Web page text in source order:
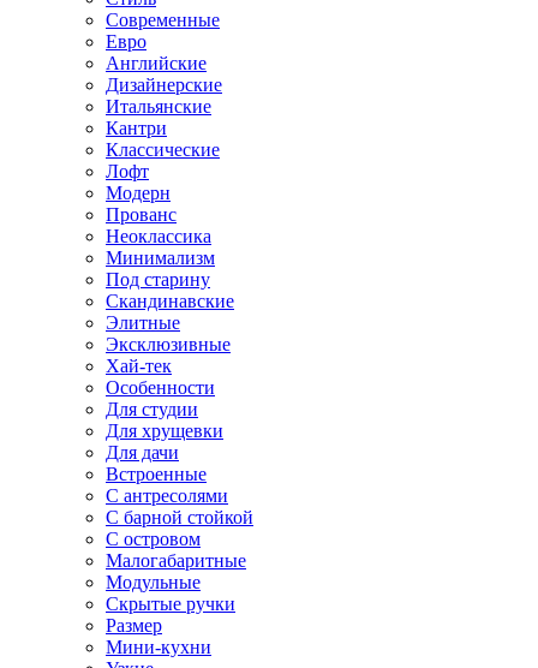
Современные
Евро
Английские
Дизайнерские
Итальянские
Кантри
Классические
Лофт
Модерн
Прованс
Неоклассика
Минимализм
Под старину
Скандинавские
Элитные
Эксклюзивные
Хай-тек
Особенности
Для студии
Для хрущевки
Для дачи
Встроенные
С антресолями
С барной стойкой
С островом
Малогабаритные
Модульные
Скрытые ручки
Размер
Мини-кухни